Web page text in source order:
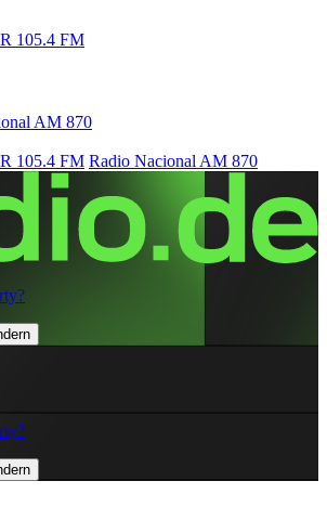
105.4 FM
AM 870
105.4 FM Radio Nacional AM 870